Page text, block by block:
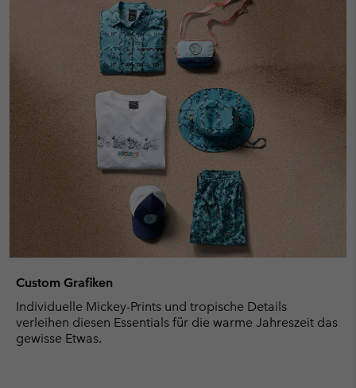
Custom Grafiken
Individuelle Mickey-Prints und tropische Details
verleihen diesen Essentials für die warme Jahreszeit das
gewisse Etwas.